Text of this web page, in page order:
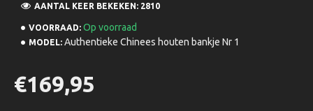
VOORRAAD: Op voorraad
MODEL: Authentieke Chinees houten bankje Nr 1
AANTAL KEER BEKEKEN: 2810
€169,95